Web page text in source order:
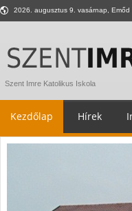
2026. augusztus 9. vasárnap,
Szent Imre Katolikus Iskola
Kezdőlap Hírek